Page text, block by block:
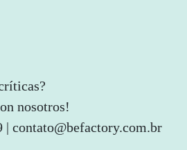
nosotros!
| contato@befactory.com.br